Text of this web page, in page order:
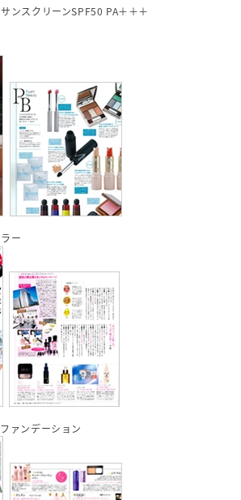
ンスクリーンSPF50 PA＋＋＋
ー
ァンデーション